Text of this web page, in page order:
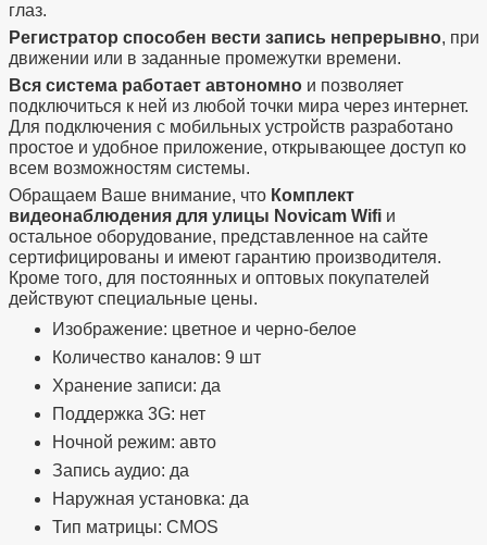
глаз.
Регистратор способен вести запись непрерывно, при
движении или в заданные промежутки времени.
Вся система работает автономнои позволяет
подключиться к ней из любой точки мира через интернет.
Для подключения с мобильных устройств разработано
простое и удобное приложение, открывающее доступ ко
всем возможностям системы.
Обращаем Ваше внимание, что Комплект
видеонаблюдения для улицы Novicam Wifiи
остальное оборудование, представленное на сайте
сертифицированы и имеют гарантию производителя.
Кроме того, для постоянных и оптовых покупателей
действуют специальные цены.
Изображение: цветное и черно-белое
Количество каналов: 9 шт
Хранение записи: да
Поддержка 3G: нет
Ночной режим: авто
Запись аудио: да
Наружная установка: да
Тип матрицы: CMOS